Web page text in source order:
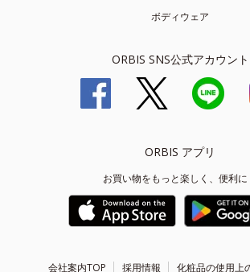
ボディウェア
ORBIS SNS公式アカウント
ORBIS アプリ
お買い物をもっと楽しく、便利に
会社案内TOP 採用情報 化粧品の使用上